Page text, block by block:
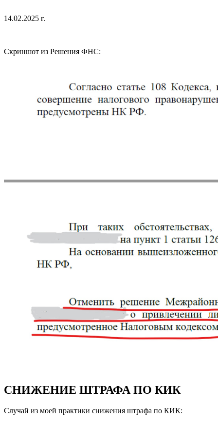
14.02.2025 г.
Скриншот из Решения ФНС:
СНИЖЕНИЕ ШТРАФА ПО КИК
Случай из моей практики снижения штрафа по КИК: